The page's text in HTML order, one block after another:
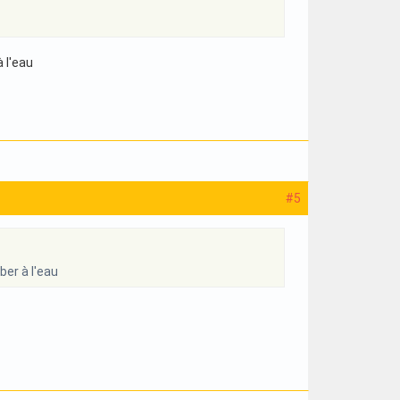
l'eau
#5
à l'eau